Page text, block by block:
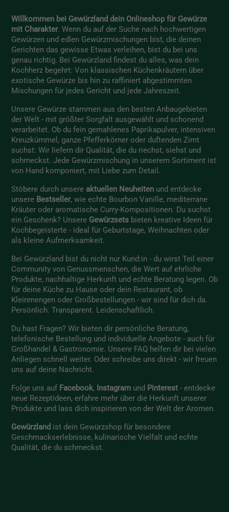
Willkommen bei Gewürzland dein Onlineshop für Gewürze
mit Charakter. Wenn du auf der Suche nach hochwertigen
Gewürzen und edlen Gewürzmischungen bist, die deinen
Gerichten das gewisse Etwas verleihen, bist du bei uns
genau richtig. Bei Gewürzland findest du alles, was dein
Kochherz begehrt: Von klassischen Küchenkräutern über
exotische Gewürze bis hin zu raffiniert abgestimmten
Mischungen für jedes Gericht und jede Jahreszeit.
Unsere Gewürze stammen aus den besten Anbaugebieten
der Welt - mit größter Sorgfalt ausgewählt und schonend
verarbeitet. Ob du fein gemahlenes Paprikapulver, intensiven
Kreuzkümmel, ganze Pfefferkörner oder duftenden Zimt
suchst: Wir liefern dir Qualität, die du riechst, siehst und
schmeckst. Jede Gewürzmischung in unserem Sortiment ist
von Hand komponiert, mit Liebe zum Detail.
Stöbere durch unsere aktuellen Neuheiten und entdecke
unsere Bestseller, wie echte Bourbon Vanille, mediterrane
Kräuter oder aromatische Curry-Kompositionen. Du suchst
ein Geschenk? Unsere Gewürzsets bieten kreative Ideen für
Kochbegeisterte - ideal für Geburtstage, Weihnachten oder
als kleine Aufmerksamkeit.
Bei Gewürzland bist du nicht nur Kund:in - du wirst Teil einer
Community von Genussmenschen, die Wert auf ehrliche
Produkte, nachhaltige Herkunft und echte Beratung legen. Ob
für deine Küche zu Hause oder dein Restaurant, ob
Kleinmengen oder Großbestellungen - wir sind für dich da.
Persönlich. Transparent. Leidenschaftlich.
Du hast Fragen? Wir bieten dir persönliche Beratung,
telefonische Bestellung und individuelle Angebote - auch für
Großhandel & Gastronomie. Unsere FAQ helfen dir bei vielen
Anliegen schnell weiter. Oder schreibe uns direkt - wir freuen
uns auf deine Nachricht.
Folge uns auf Facebook, Instagram und Pinterest - entdecke
neue Rezeptideen, erfahre mehr über die Herkunft unserer
Produkte und lass dich inspirieren von der Welt der Aromen.
Gewürzland ist dein Gewürzshop für besondere
Geschmackserlebnisse, kulinarische Vielfalt und echte
Qualität, die du schmeckst.